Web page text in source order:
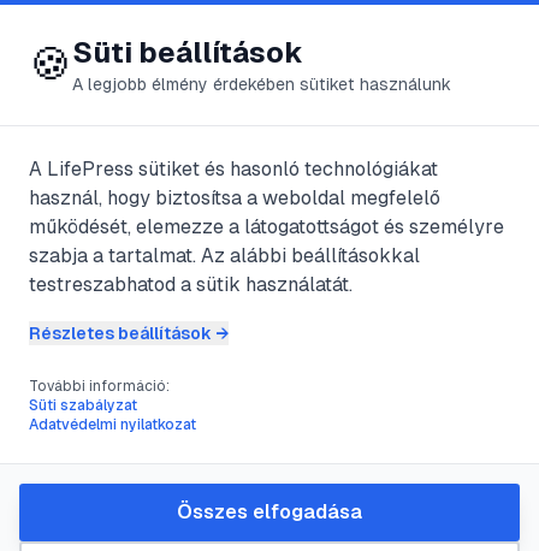
😍 LifePress
🏷️#szövődmények
9cikk található ezzel a címkével
Rhinitis allergia
eda#fájdalom# fájdalomcsillapítás
🍪Süti beállítások
A legjobb élmény érdekében sütiket használunk
A LifePress sütiket és hasonló technológiákat
használ, hogy biztosítsa a weboldal megfelelő
működését, elemezze a látogatottságot és személyre
szabja a tartalmat. Az alábbi beállításokkal
testreszabhatod a sütik használatát.
Részletes beállítások →
További információ:
Süti szabályzat
Adatvédelmi nyilatkozat
Összes elfogadása